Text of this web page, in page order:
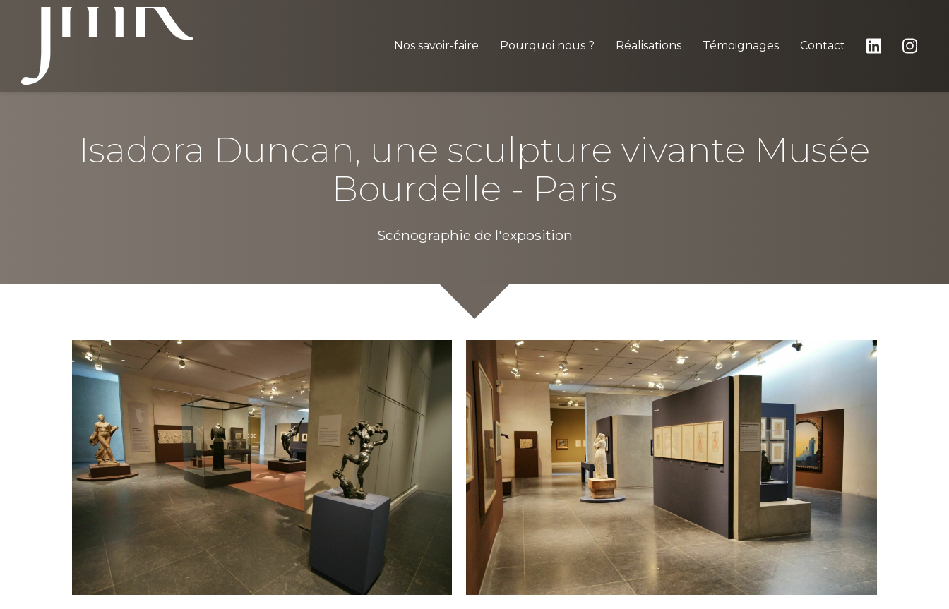
Nos savoir-faire Pourquoi nous ? Réalisations Témoignages Contact
Isadora Duncan, une sculpture vivante Musée
Bourdelle - Paris
Scénographie de l'exposition